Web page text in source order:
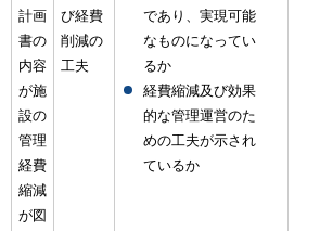
計画
書の
内容
が施
設の
管理
経費
縮減
が図
び経費
削減の
工夫
であり、実現可能
なものになってい
るか
経費縮減及び効果
的な管理運営のた
めの工夫が示され
ているか